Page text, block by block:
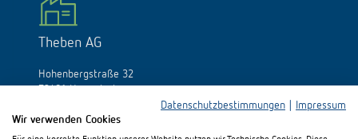
Theben AG
Hohenbergstraße 32
Datenschutzbestimmungen
Impressum
Wir verwenden Cookies